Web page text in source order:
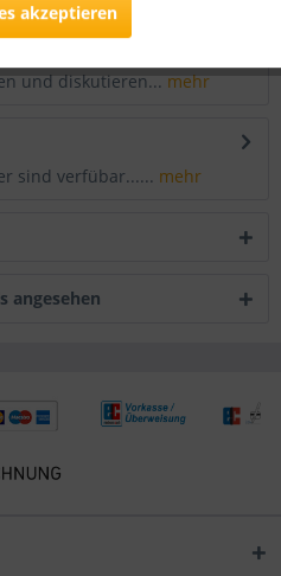
und diskutieren... mehr
sind verfübar...... mehr
angesehen
akzeptieren